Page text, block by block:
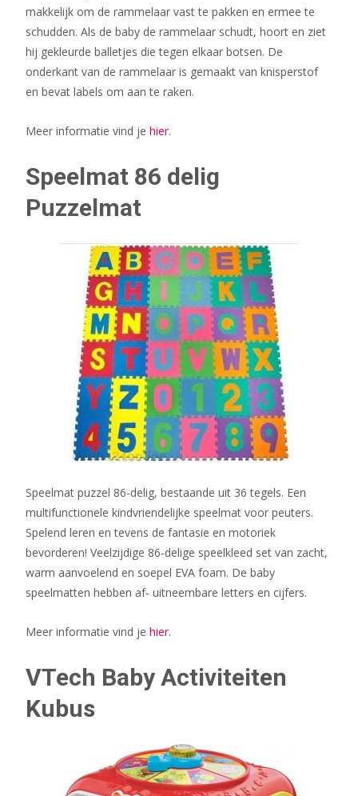
makkelijk om de rammelaar vast te pakken en ermee te
schudden. Als de baby de rammelaar schudt, hoort en ziet
hij gekleurde balletjes die tegen elkaar botsen. De
onderkant van de rammelaar is gemaakt van knisperstof
en bevat labels om aan te raken.
Meer informatie vind je hier.
Speelmat 86 delig
Puzzelmat
Speelmat puzzel 86-delig, bestaande uit 36 tegels. Een
multifunctionele kindvriendelijke speelmat voor peuters.
Spelend leren en tevens de fantasie en motoriek
bevorderen! Veelzijdige 86-delige speelkleed set van zacht,
warm aanvoelend en soepel EVA foam. De baby
speelmatten hebben af- uitneembare letters en cijfers.
Meer informatie vind je hier.
VTech Baby Activiteiten
Kubus